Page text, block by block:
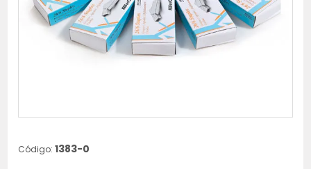
Código: 1383-0